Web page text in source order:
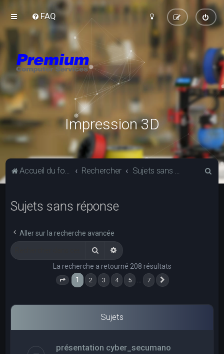
FAQ
Impression 3D
Accueil du forum Rechercher Sujets sans réponse
Sujets sans réponse
Aller sur la recherche avancée
RechercherRecherche avancée
La recherche a retourné 208 résultats
Page 1 sur
1 2 3 4 5 7
Sujets
présentation cyber_secumano